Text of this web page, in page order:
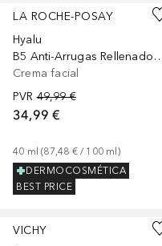
LA ROCHE-POSAY
Hyalu
B5 Anti-Arrugas
Crema facial
PVR 49,99 €
34,99 €
40 ml (87,48 € / 100 ml )
DERMOCOSMÉTICA
BEST PRICE
VICHY